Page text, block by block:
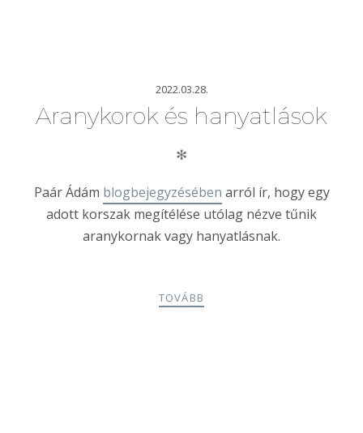
2022.03.28.
Aranykorok és hanyatlások
✻
Paár Ádám blogbejegyzésében arról ír, hogy egy
adott korszak megítélése utólag nézve tűnik
aranykornak vagy hanyatlásnak.
TOVÁBB